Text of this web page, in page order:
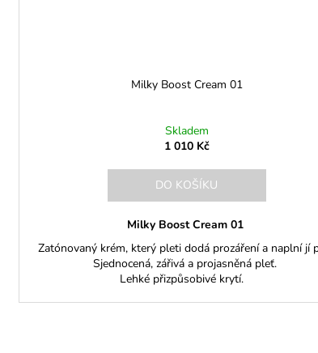
Milky Boost Cream 01
Skladem
1 010 Kč
DO KOŠÍKU
Milky Boost Cream 01
Zatónovaný krém, který pleti dodá prozáření a naplní jí
Sjednocená, zářivá a projasněná pleť.
Lehké přizpůsobivé krytí.